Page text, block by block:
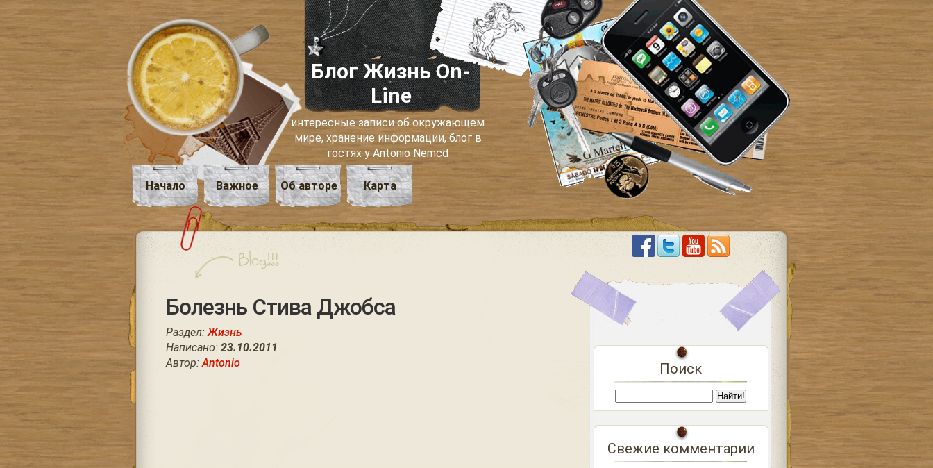
Блог Жизнь On-
Line
интересные записи об окружающем
мире, хранение информации, блог в
гостях у Antonio Nemcd
Начало Важное Об авторе Карта
Болезнь Стива Джобса
Раздел:Жизнь
Написано: 23.10.2011
Автор:Antonio Поиск
Свежие комментарии